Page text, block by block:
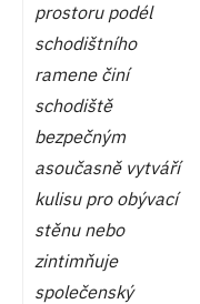
prostoru podél
schodištního
ramene činí
schodiště
bezpečným
asoučasně vytváří
kulisu pro obývací
stěnu nebo
zintimňuje
společenský